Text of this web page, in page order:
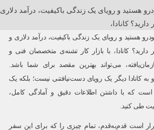
هستید و رویای یک زندگی باکیفیت، درآمد دلاری
کانادا،
هستید و رویای یک زندگی باکیفیت، درآمد دلاری و
کانادا، با بازار کار تشنه‌ی متخصصان فنی و
می‌تواند بهترین مقصد برای شما باشد.
کانادا دیگر یک رویای دست‌نیافتنی نیست؛ بلکه یک
که با داشتن اطلاعات دقیق و آمادگی کامل،
طی کنید.
است قدم‌به‌قدم، تمام چیزی را که برای این سفر